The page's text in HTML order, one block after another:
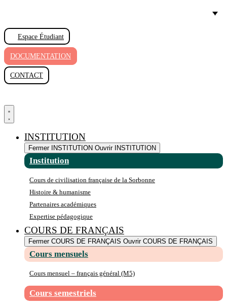
contenu
Espace Étudiant
DOCUMENTATION
CONTACT
INSTITUTION
Fermer INSTITUTION Ouvrir INSTITUTION
Institution
Cours de civilisation française de la Sorbonne
Histoire & humanisme
Partenaires académiques
Expertise pédagogique
COURS DE FRANÇAIS
Fermer COURS DE FRANÇAIS Ouvrir COURS DE FRANÇAIS
Cours mensuels
Cours mensuel – français général (M5)
Cours semestriels